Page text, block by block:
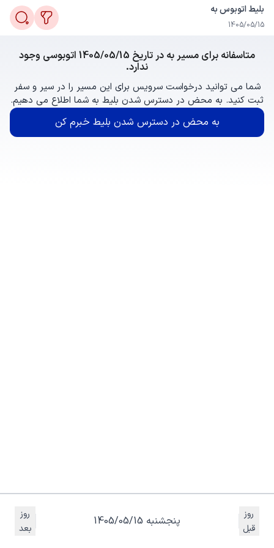
بلیط اتوبوس به
1405/05/15
متاسفانه برای مسیر به در تاریخ 1405/05/15 اتوبوسی وجود
ندارد.
شما می توانید درخواست سرویس برای این مسیر را در سیر و سفر
ثبت کنید. به محض در دسترس شدن بلیط به شما اطلاع می دهیم.
به محض در دسترس شدن بلیط خبرم کن
روز
قبل
پنجشنبه 1405/05/15
روز
بعد